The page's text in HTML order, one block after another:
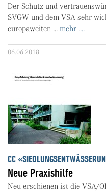
Der Schutz und
SVGW und dem VSA sehr
europaweiten ... mehr ....
06.06.2018
CC
Neue Praxishilfe
Neu erschienen ist die VSA/